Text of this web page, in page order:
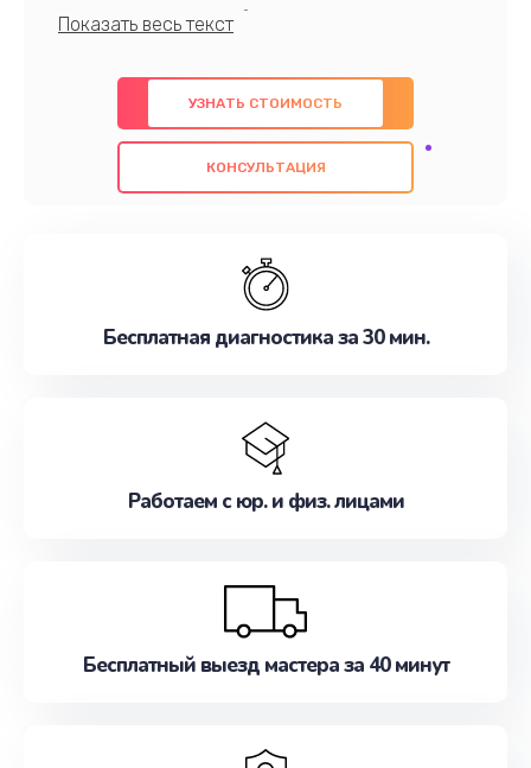
профессионалов с обширными знаниями и
предлагаем быстрый и качественный ремонт с
использованием оригинальных компонентов, а
также гарантируем качество всех
проведенных работ. Наша цель - предоставить
наилучшим образом. Не медлите записаться на
УЗНАТЬ СТОИМОСТЬ
КОНСУЛЬТАЦИЯ
Бесплатная диагностика за 30 мин.
Работаем с юр. и физ. лицами
Бесплатный выезд мастера за 40 минут